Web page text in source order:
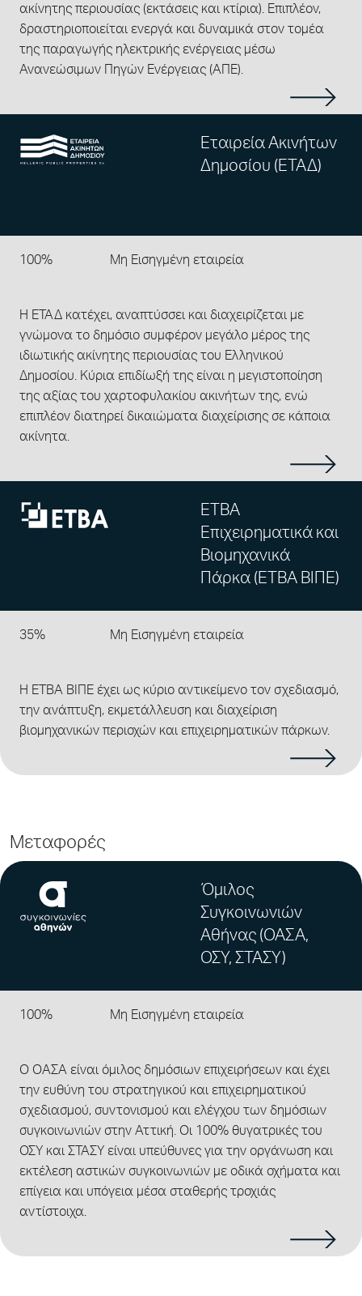
ακίνητης περιουσίας (εκτάσεις και κτίρια). Eπιπλέον,
δραστηριοποιείται ενεργά και δυναμικά στον τομέα
της παραγωγής ηλεκτρικής ενέργειας μέσω
Ανανεώσιμων Πηγών Ενέργειας (ΑΠΕ).
Εταιρεία Ακινήτων
Δημοσίου (ΕΤΑΔ)
100% Μη Εισηγμένη εταιρεία
Η ΕΤΑΔ κατέχει, αναπτύσσει και διαχειρίζεται με
γνώμονα το δημόσιο συμφέρον μεγάλο μέρος της
ιδιωτικής ακίνητης περιουσίας του Ελληνικού
Δημοσίου. Κύρια επιδίωξή της είναι η μεγιστοποίηση
της αξίας του χαρτοφυλακίου ακινήτων της, ενώ
επιπλέον διατηρεί δικαιώματα διαχείρισης σε κάποια
ακίνητα.
ΕΤΒΑ
Επιχειρηματικά και
Βιομηχανικά
Πάρκα (ΕΤΒΑ ΒΙΠΕ)
35% Μη Εισηγμένη εταιρεία
Η ΕΤΒΑ ΒΙΠΕ έχει ως κύριο αντικείμενο τον σχεδιασμό,
την ανάπτυξη, εκμετάλλευση και διαχείριση
βιομηχανικών περιοχών και επιχειρηματικών πάρκων.
Μεταφορές
Όμιλος
Συγκοινωνιών
Αθήνας (ΟΑΣΑ,
ΟΣΥ, ΣΤΑΣΥ)
100% Μη Εισηγμένη εταιρεία
Ο ΟΑΣΑ είναι όμιλος δημόσιων επιχειρήσεων και έχει
την ευθύνη του στρατηγικού και επιχειρηματικού
σχεδιασμού, συντονισμού και ελέγχου των δημόσιων
συγκοινωνιών στην Αττική. Οι 100% θυγατρικές του
ΟΣΥ και ΣΤΑΣΥ είναι υπεύθυνες για την οργάνωση και
εκτέλεση αστικών συγκοινωνιών με οδικά οχήματα και
επίγεια και υπόγεια μέσα σταθερής τροχιάς
αντίστοιχα.